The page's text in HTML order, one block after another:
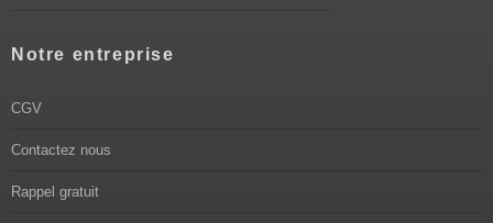
Notre entreprise
CGV
Contactez nous
Rappel gratuit